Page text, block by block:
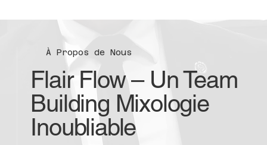
À Propos de Nous
Flair Flow – Un Team
Building Mixologie
Inoubliable